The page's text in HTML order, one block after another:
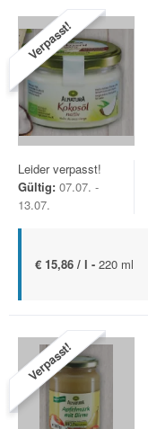
Verpasst!
Leider verpasst!
Gültig: 07.07. -
13.07.
€ 15,86 / l - 220 ml
Verpasst!